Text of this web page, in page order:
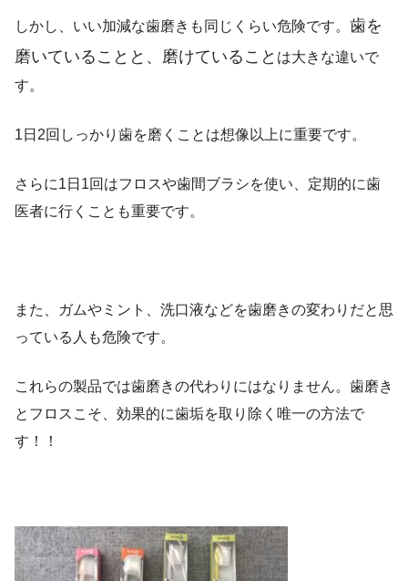
しかし、いい加減な歯磨きも同じくらい危険です。 歯を
磨いていることと、磨けていること は大きな違いで
す。
1日2回しっかり歯を磨くことは想像以上に重要です。
さらに1日1回はフロスや歯間ブラシを使い、定期的に歯
医者に行くことも重要です。
また、ガムやミント、洗口液などを歯磨きの変わりだと思
っている人も危険です。
これらの製品では歯磨きの代わりにはなりません。歯磨き
とフロスこそ、効果的に歯垢を取り除く唯一の方法で
す！！